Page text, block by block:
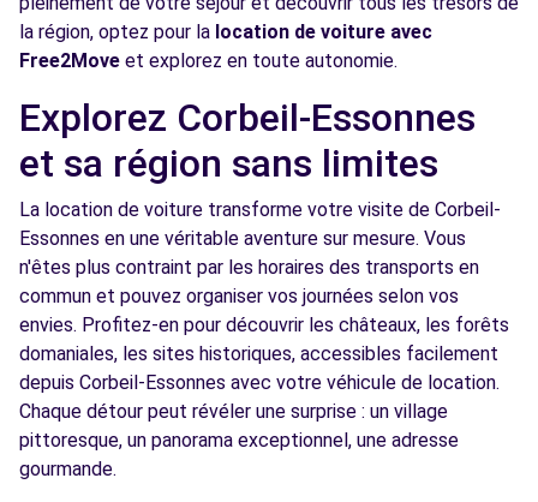
Free2move Rent - GARAGE DU CHATEAU -
SAINTE GENEVIEVE (O)
km
4 avenue du Bout du Plessis - ZAC de la Croix Blanche
SAINTE GENEVIEVE DES BOIS, FR-91, 91700
Voir l'agence
Free2Move Rent - ALEAUTO - STE-
GENEVIEVE-DES-BOIS (C)
10.5
14 RUE DU PETIT FIEF - ZI DE LA CROIX BLANCHE
STE-GENEVIEVE-DES-BOIS, 91700
Voir l'agence
la région, optez pour la location de voiture avec
Free2Move et explorez en toute autonomie.
Explorez Corbeil-Essonnes
et sa région sans limites
La location de voiture transforme votre visite de Corbeil-
Essonnes en une véritable aventure sur mesure. Vous
n'êtes plus contraint par les horaires des transports en
commun et pouvez organiser vos journées selon vos
envies. Profitez-en pour découvrir les châteaux, les forêts
domaniales, les sites historiques, accessibles facilement
depuis Corbeil-Essonnes avec votre véhicule de location.
Chaque détour peut révéler une surprise : un village
pittoresque, un panorama exceptionnel, une adresse
gourmande.